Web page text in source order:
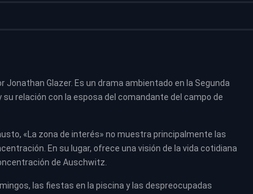
Jonathan Glazer. Es un drama ambientado en la Segunda
relación con la esposa del comandante del campo de
«La zona de interés» no muestra principalmente las
En su lugar, ofrece una visión de la vida cotidiana
de Auschwitz.
las fiestas en la piscina y las despreocupadas